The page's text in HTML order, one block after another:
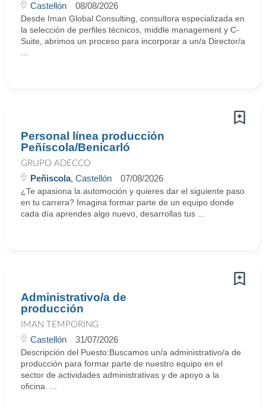
Castellón 08/08/2026
Desde Iman Global Consulting, consultora especializada en
la selección de perfiles técnicos, middle management y C-
Suite, abrimos un proceso para incorporar a un/a Director/a
Personal línea producción
Peñíscola/Benicarló
GRUPO ADECCO
Peñiscola, Castellón 07/08/2026
¿Te apasiona la automoción y quieres dar el siguiente paso
en tu carrera? Imagina formar parte de un equipo donde
cada día aprendes algo nuevo, desarrollas tus ...
Administrativo/a de
producción
IMAN TEMPORING
Castellón 31/07/2026
Descripción del Puesto:Buscamos un/a administrativo/a de
producción para formar parte de nuestro equipo en el
sector de actividades administrativas y de apoyo a la
oficina. ...